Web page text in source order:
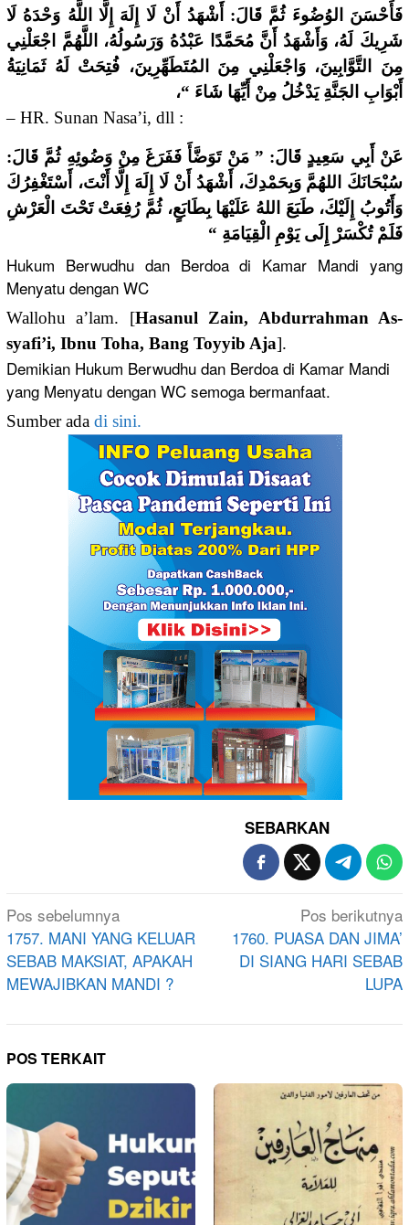
فَأَحْسَنَ الوُضُوءَ ثُمَّ قَالَ: أَشْهَدُ أَنْ لَا إِلَهَ إِلَّا اللَّهُ وَحْدَهُ لَا
شَرِيكَ لَهُ، وَأَشْهَدُ أَنَّ مُحَمَّدًا عَبْدُهُ وَرَسُولُهُ، اللَّهُمَّ اجْعَلْنِي
مِنَ التَّوَّابِينَ، وَاجْعَلْنِي مِنَ المُتَطَهِّرِينَ، فُتِحَتْ لَهُ ثَمَانِيَةُ
أَبْوَابِ الجَنَّةِ يَدْخُلُ مِنْ أَيِّهَا شَاءَ “،
– HR. Sunan Nasa’i, dll :
عَنْ أَبِي سَعِيدٍ قَالَ: ” مَنْ تَوَضَّأَ فَفَرَغَ مِنْ وَضُوئِهِ ثُمَّ قَالَ:
سُبْحَانَكَ اللهُمَّ وَبِحَمْدِكَ، أَشْهَدُ أَنْ لَا إِلَهَ إِلَّا أَنْتَ، أَسْتَغْفِرُكَ
وَأَتُوبُ إِلَيْكَ، طَبَعَ اللهُ عَلَيْهَا بِطَابَعٍ، ثُمَّ رُفِعَتْ تَحْتَ الْعَرْشِ
فَلَمْ تُكْسَرْ إِلَى يَوْمِ الْقِيَامَةِ “
Hukum Berwudhu dan Berdoa di Kamar Mandi yang
Menyatu dengan WC
Wallohu a’lam. [Hasanul Zain, Abdurrahman As-
syafi’i, Ibnu Toha, Bang Toyyib Aja].
Demikian Hukum Berwudhu dan Berdoa di Kamar Mandi
yang Menyatu dengan WC semoga bermanfaat.
Sumber ada di sini.
SEBARKAN
Navigasi
pos
Pos sebelumnya
1757. MANI YANG KELUAR
SEBAB MAKSIAT, APAKAH
MEWAJIBKAN MANDI ?
Pos berikutnya
1760. PUASA DAN JIMA’
DI SIANG HARI SEBAB
LUPA
POS TERKAIT